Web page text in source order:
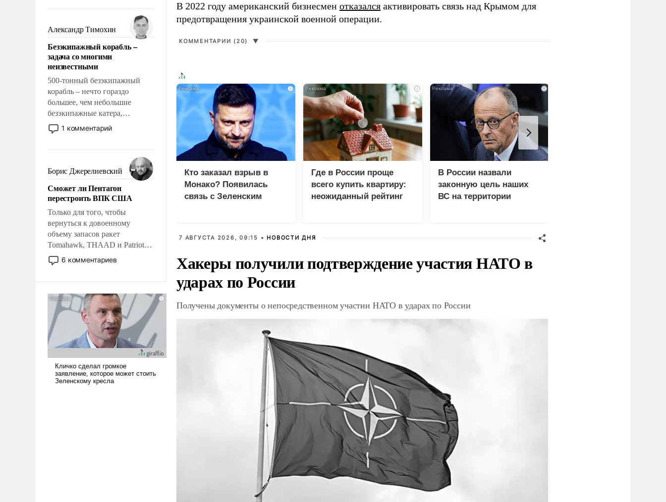
мужественным и твердым под
ударами судьбы, брать на себя
ответственность, помогать
слабым, идти вперед и
адаптироваться.
Александр Тимохин
Безэкипажный корабль –
задача со многими
неизвестными
500-тонный безэкипажный
корабль – нечто гораздо
большее, чем небольшие
безэкипажные катера,
применение которых уже
стало обыденностью. Задача по
сложна и амбициозна. Однако
и ее реализация радикально
поднимет наши боевые
возможности.
1 комментарий
Борис Джерелиевский
Сможет ли Пентагон
перестроить ВПК США
Только для того, чтобы
вернуться к довоенному
объему запасов ракет
Tomahawk, THAAD и Patriot
США потребуется более трех
лет. Даже небольшая война с
Сложившаяся ситуация
означает многолетний период
уязвимости США, например,
перед Китаем.
6 комментариев
В 2022 году американский бизнесмен отказался активировать связь над Крымом для
предотвращения украинской военной операции.
КОММЕНТАРИИ (20) ▼
i
Кто заказал взрыв в
Монако? Появилась
связь с Зеленским
i
Где в России проще
всего купить квартиру:
неожиданный рейтинг
i
В России назвали
законную цель наших
ВС на территории
7 АВГУСТА 2026, 09:15 • НОВОСТИ ДНЯ
Хакеры получили подтверждение участия НАТО в
ударах по России
Получены документы о непосредственном участии НАТО в ударах по России